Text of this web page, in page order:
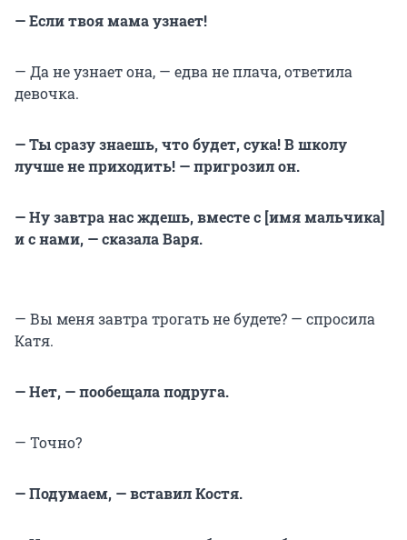
— Если твоя мама узнает!
— Да не узнает она, — едва не плача, ответила
девочка.
— Ты сразу знаешь, что будет, сука! В школу
лучше не приходить! — пригрозил он.
— Ну завтра нас ждешь, вместе с [имя мальчика]
и с нами, — сказала Варя.
— Вы меня завтра трогать не будете? — спросила
Катя.
— Нет, — пообещала подруга.
— Точно?
— Подумаем, — вставил Костя.